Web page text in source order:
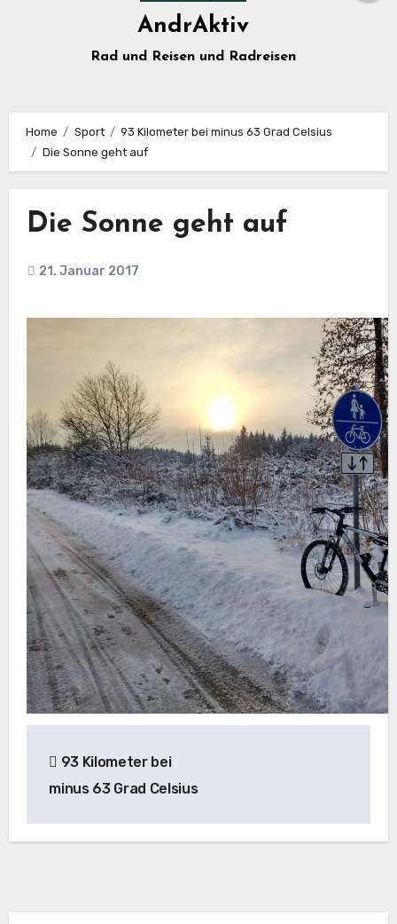
AndrAktiv
Rad und Reisen und Radreisen
Home Sport
93 Kilometer bei minus 63 Grad Celsius
Die Sonne geht auf
Die Sonne geht auf
21. Januar 2017
93 Kilometer bei
minus 63 Grad Celsius